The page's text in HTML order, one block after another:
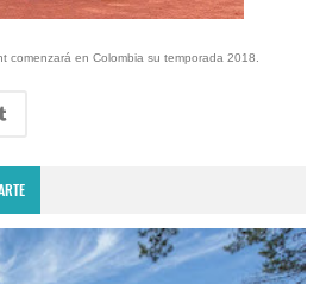
comenzará en Colombia su temporada 2018.